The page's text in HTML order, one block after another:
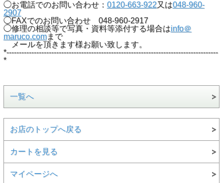
◯お電話でのお問い合わせ： 0120-663-922又は048-960-
2907
◯FAXでのお問い合わせ 048-960-2917
◯修理の相談等で写真・資料等添付する場合はinfo＠
maruco.comまで
メールを頂きます様お願い致します。
*-------------------------------------------------------------------------------------
*
一覧へ
お店のトップへ戻る
カートを見る
マイページへ